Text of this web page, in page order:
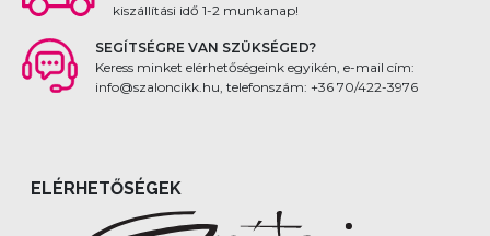
kiszállítási idő 1-2 munkanap!
SEGÍTSÉGRE VAN SZÜKSÉGED?
Keress minket elérhetőségeink egyikén, e-mail cím:
info@szaloncikk.hu, telefonszám: +36 70/422-3976
ELÉRHETŐSÉGEK